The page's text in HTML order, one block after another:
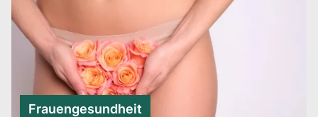
Frauengesundheit